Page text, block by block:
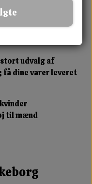
diskret og
udvalg af
få dine varer leveret
til mænd